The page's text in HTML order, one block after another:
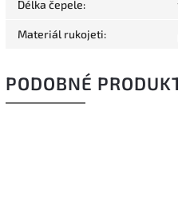
Délka čepele:
Materiál rukojeti:
PODOBNÉ